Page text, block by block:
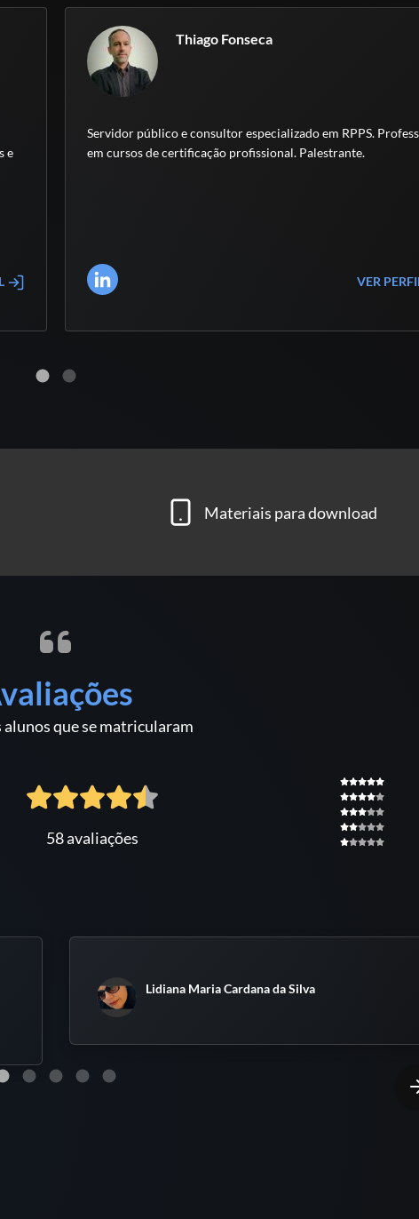
e
Thiago Fonseca
Servidor público e consultor especializado em RPPS.
em cursos de certificação profissional. Palestrante.
VER
Materiais para download
que se matricularam
58 avaliações
Lidiana Maria Cardana da Silva